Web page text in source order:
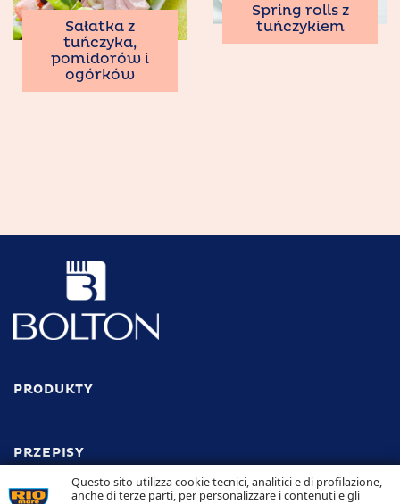
Questo sito utilizza cookie tecnici, analitici e di profilazione,
anche di terze parti, per personalizzare i contenuti e gli
Sałatka z
tuńczyka,
pomidorów i
ogórków
Spring rolls z
tuńczykiem
PRODUKTY
PRZEPISY